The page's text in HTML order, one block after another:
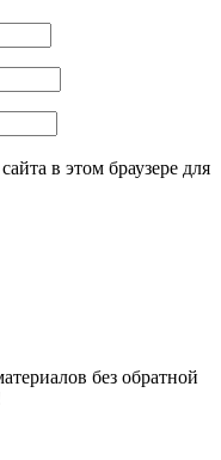
в этом браузере для
без обратной